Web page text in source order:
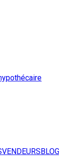
VENDEURS